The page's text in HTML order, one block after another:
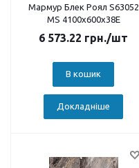
Мармур Блек Роял S63052
MS 4100х600х38E
6 573.22 грн./шт
В кошик
Докладніше